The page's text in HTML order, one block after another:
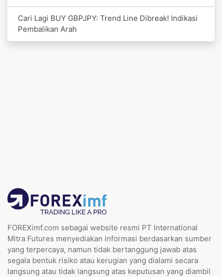
Cari Lagi BUY GBPJPY: Trend Line Dibreak! Indikasi
Pembalikan Arah
FOREXimf.com sebagai website resmi PT International
Mitra Futures menyediakan informasi berdasarkan sumber
yang terpercaya, namun tidak bertanggung jawab atas
segala bentuk risiko atau kerugian yang dialami secara
langsung atau tidak langsung atas keputusan yang diambil